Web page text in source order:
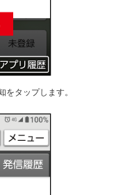
タップします。